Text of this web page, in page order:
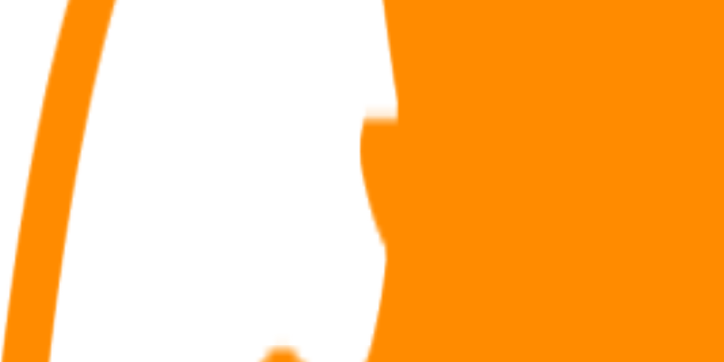
C’est un produit de placement dont les produits sont capitalisés, mais ce n’est pas un contrat d’assurance.
et les contrats d’assurance vie au niveau de leur fonctionnement, on peut, cependant, dénombrer beaucoup de différences.
décès du souscripteur. La valeur du contrat est intégrée à la succession et elle supportera des
abattements.
propriété de son contrat et se réserver l’usufruit. On passe ainsi d’une souscription simple à une souscription démembrée avec un
démembrés qui détaille les droits de chacun et leurs modalités d’exercice.
seule signature, des retraits dans la limite des produits constatés sur le contrat, il peut ainsi se générer des "revenus".
devient titulaire unique du contrat de capitalisation. En effet, l’application du mécanisme du démembrement permet de réunir l’usufruit et
de l’usufruit est transmise gratuitement.